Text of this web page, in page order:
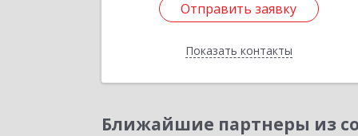
Отправить заявку
Показать контакты
Ближайшие партнеры из